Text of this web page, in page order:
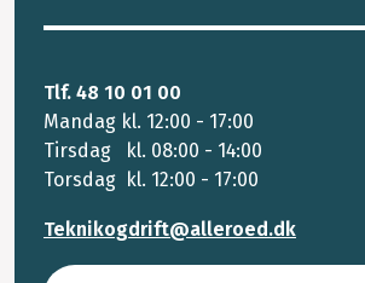
Tlf. 48 10 01 00
Mandag kl. 12:00 - 17:00
Tirsdag kl. 08:00 - 14:00
Torsdag kl. 12:00 - 17:00
Teknikogdrift@alleroed.dk